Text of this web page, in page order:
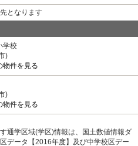
となります
学校
)
物件を見る
)
物件を見る
通学区域(学区)情報は、国土数値情報ダ
データ【2016年度】及び中学校区デー